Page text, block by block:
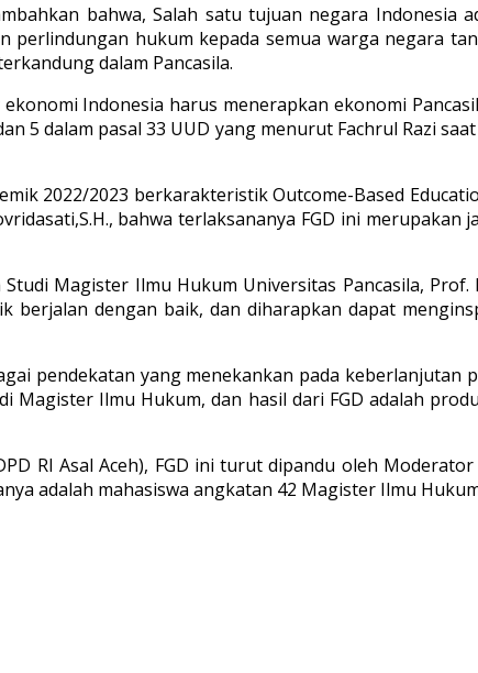
bahwa, Salah satu tujuan negara Indonesia
perlindungan hukum kepada semua warga negara
dalam Pancasila.
Indonesia harus menerapkan ekonomi
5 dalam pasal 33 UUD yang menurut Fachrul Razi
2022/2023 berkarakteristik Outcome-Based
bahwa terlaksananya FGD ini
Magister Ilmu Hukum Universitas Pancasila, Prof.
berjalan dengan baik, dan diharapkan dapat
pendekatan yang menekankan pada
Magister Ilmu Hukum, dan hasil dari FGD adalah
RI Asal Aceh), FGD ini turut dipandu oleh
adalah mahasiswa angkatan 42 Magister Ilmu